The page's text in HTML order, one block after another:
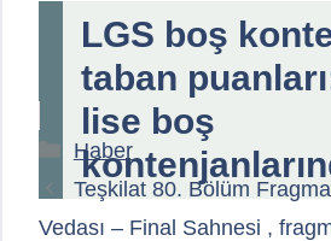
LGS boş
taban
lise boş
Kategoriler
Haber
Teşkilat 80. Bölüm
Vedası – Final Sahnesi ,